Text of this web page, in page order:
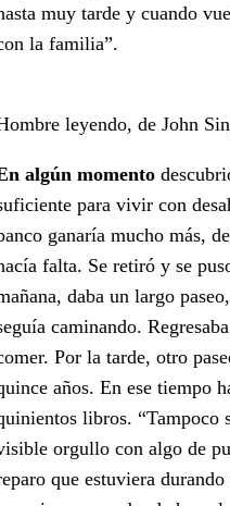
muy tarde y cuando
la familia”.
leyendo, de John
algún momento
para vivir con
ganaría mucho más,
falta. Se retiró y se
daba un largo
caminando.
Por la tarde, otro
años. En ese tiempo
libros. “Tampoco
orgullo con algo de
que estuviera